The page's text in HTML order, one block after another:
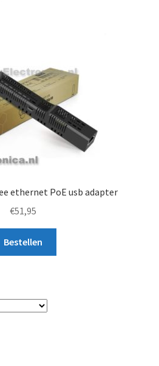
ethernet PoE usb adapter
€51,95
Bestellen